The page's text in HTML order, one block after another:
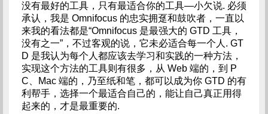
没有最好的工具，只有最适合你的工具—小欠说. 必须
承认，我是 Omnifocus 的忠实拥趸和鼓吹者，一直以
来我的看法都是“Omnifocus 是最强大的 GTD 工具，
没有之一”，不过客观的说，它未必适合每一个人. GT
D 是我认为每个人都应该去学习和实践的一种方法，
实现这个方法的工具则有很多，从 Web 端的，到 P
C、Mac 端的，乃至纸和笔，都可以成为你 GTD 的有
利帮手，选择一个最适合自己的，能让自己真正用得
起来的，才是最重要的.